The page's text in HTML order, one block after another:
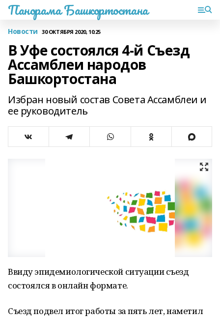
Панорама Башкортостана
Новости 30 ОКТЯБРЯ 2020, 10:25
В Уфе состоялся 4-й Съезд
Ассамблеи народов
Башкортостана
Избран новый состав Совета Ассамблеи и
ее руководитель
Ввиду эпидемиологической ситуации съезд
состоялся в онлайн формате.
Съезд подвел итог работы за пять лет, наметил